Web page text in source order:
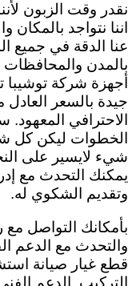
نقدر وقت الزبون
اننا نتواجد
عنا الدقة في جميع
بالمدن والمحافظات
أجهزة شركة
جيدة بالسعر العادل
الاحترافي
الخطوات ليكن كل
شيء لايسير على
يمكنك التحدث مع
وتقديم الشكوي له.
بأمكانك التواصل مع
والتحدث مع الدعم
قطع غيار صيانة